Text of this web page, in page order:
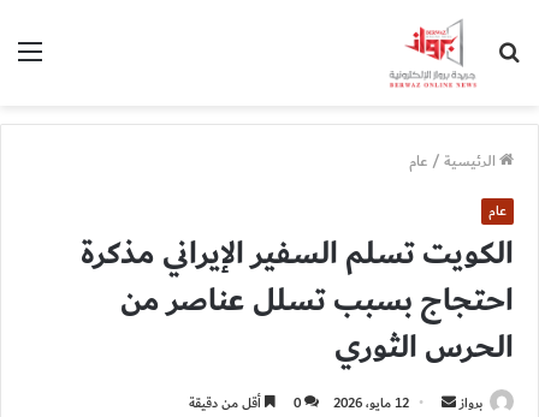
الرئيسية/عام
عام
الكويت تسلم السفير الإيراني مذكرة
احتجاج بسبب تسلل عناصر من
الحرس الثوري
برواز
أرسل 12 مايو، 2026 0 أقل من دقيقة